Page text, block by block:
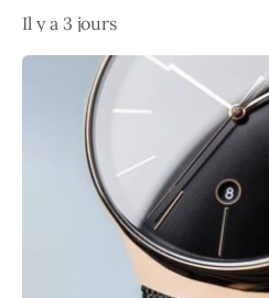
Il y a 3 jours